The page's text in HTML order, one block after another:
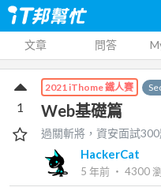
文章 問答
2021 iThome 鐵人賽
Web基礎篇
過關斬將，資安面試
HackerCat
5 年前 ‧ 4300
1